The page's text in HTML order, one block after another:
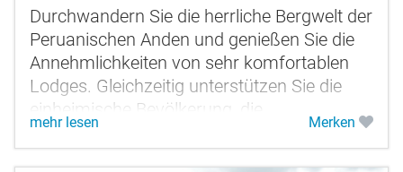
Durchwandern Sie die herrliche Bergwelt der
Peruanischen Anden und genießen Sie die
Annehmlichkeiten von sehr komfortablen
Lodges. Gleichzeitig unterstützen Sie die
einheimische Bevölkerung, die
sozialverträglich in das Projekt...
mehr lesen Merken